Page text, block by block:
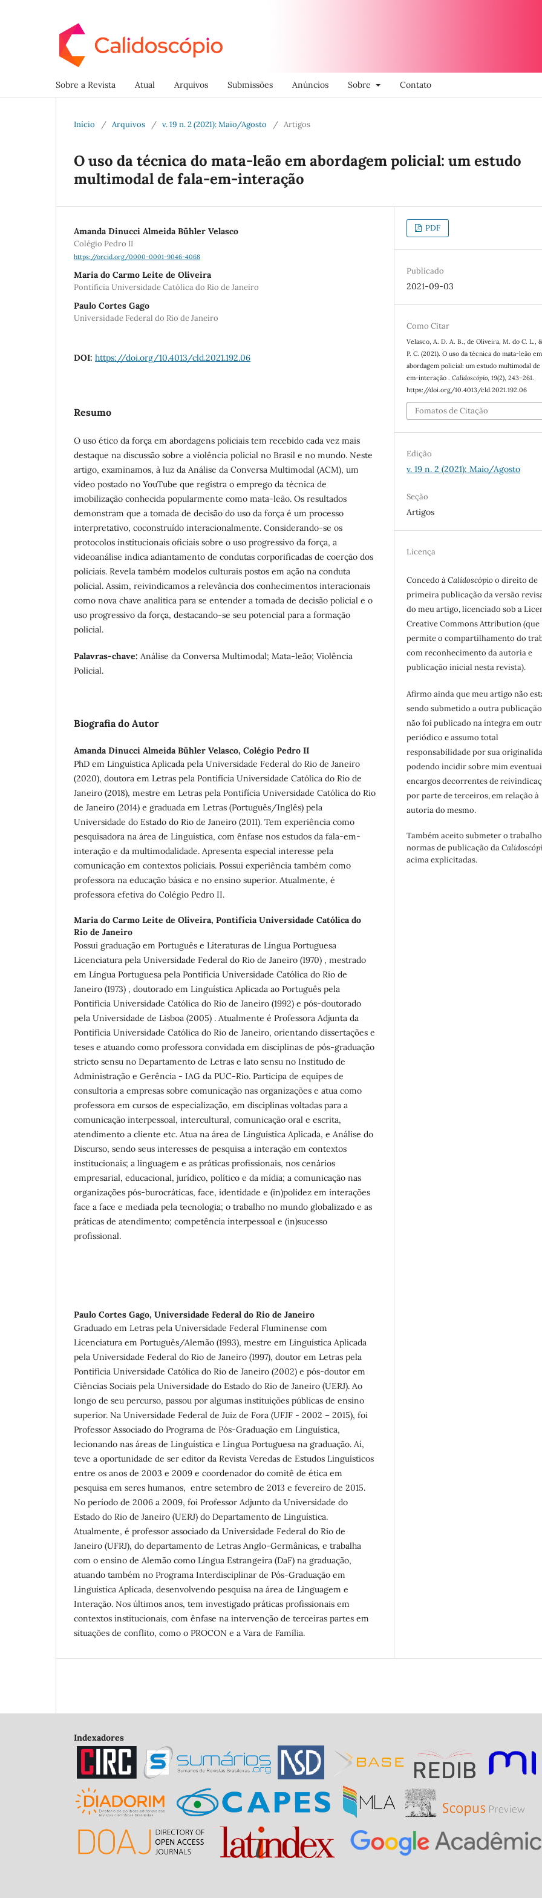
Sobre a Revista Atual Arquivos Submissões Anúncios Sobre Contato
Início / Arquivos / v. 19 n. 2 (2021): Maio/Agosto / Artigos
O uso da técnica do mata-leão em abordagem policial: um estudo
multimodal de fala-em-interação
Amanda Dinucci Almeida Bühler Velasco
Colégio Pedro II
https://orcid.org/0000-0001-9046-4068
Maria do Carmo Leite de Oliveira
Pontifícia Universidade Católica do Rio de Janeiro
Paulo Cortes Gago
Universidade Federal do Rio de Janeiro
DOI: https://doi.org/10.4013/cld.2021.192.06
Resumo
O uso ético da força em abordagens policiais tem recebido cada vez mais
destaque na discussão sobre a violência policial no Brasil e no mundo. Neste
artigo, examinamos, à luz da Análise da Conversa Multimodal (ACM), um
vídeo postado no YouTube que registra o emprego da técnica de
imobilização conhecida popularmente como mata-leão. Os resultados
demonstram que a tomada de decisão do uso da força é um processo
interpretativo, coconstruído interacionalmente. Considerando-se os
protocolos institucionais oficiais sobre o uso progressivo da força, a
videoanálise indica adiantamento de condutas corporificadas de coerção dos
policiais. Revela também modelos culturais postos em ação na conduta
policial. Assim, reivindicamos a relevância dos conhecimentos interacionais
como nova chave analítica para se entender a tomada de decisão policial e o
uso progressivo da força, destacando-se seu potencial para a formação
policial.
Palavras-chave: Análise da Conversa Multimodal; Mata-leão; Violência
Policial.
Biografia do Autor
Amanda Dinucci Almeida Bühler Velasco, Colégio Pedro II
PhD em Linguística Aplicada pela Universidade Federal do Rio de Janeiro
(2020), doutora em Letras pela Pontifícia Universidade Católica do Rio de
Janeiro (2018), mestre em Letras pela Pontifícia Universidade Católica do Rio
de Janeiro (2014) e graduada em Letras (Português/Inglês) pela
Universidade do Estado do Rio de Janeiro (2011). Tem experiência como
pesquisadora na área de Linguística, com ênfase nos estudos da fala-em-
interação e da multimodalidade. Apresenta especial interesse pela
comunicação em contextos policiais. Possui experiência também como
professora na educação básica e no ensino superior. Atualmente, é
professora efetiva do Colégio Pedro II.
Maria do Carmo Leite de Oliveira, Pontifícia Universidade Católica do
Rio de Janeiro
Possui graduação em Português e Literaturas de Língua Portuguesa
Licenciatura pela Universidade Federal do Rio de Janeiro (1970) , mestrado
em Língua Portuguesa pela Pontifícia Universidade Católica do Rio de
Janeiro (1973) , doutorado em Linguística Aplicada ao Português pela
Pontifícia Universidade Católica do Rio de Janeiro (1992) e pós-doutorado
pela Universidade de Lisboa (2005) . Atualmente é Professora Adjunta da
Pontifícia Universidade Católica do Rio de Janeiro, orientando dissertações e
teses e atuando como professora convidada em disciplinas de pós-graduação
stricto sensu no Departamento de Letras e lato sensu no Institudo de
Administração e Gerência - IAG da PUC-Rio. Participa de equipes de
consultoria a empresas sobre comunicação nas organizações e atua como
professora em cursos de especialização, em disciplinas voltadas para a
comunicação interpessoal, intercultural, comunicação oral e escrita,
atendimento a cliente etc. Atua na área de Linguística Aplicada, e Análise do
Discurso, sendo seus interesses de pesquisa a interação em contextos
institucionais; a linguagem e as práticas profissionais, nos cenários
empresarial, educacional, jurídico, político e da mídia; a comunicação nas
organizações pós-burocráticas, face, identidade e (in)polidez em interações
face a face e mediada pela tecnologia; o trabalho no mundo globalizado e as
práticas de atendimento; competência interpessoal e (in)sucesso
profissional.
Paulo Cortes Gago, Universidade Federal do Rio de Janeiro
Graduado em Letras pela Universidade Federal Fluminense com
Licenciatura em Português/Alemão (1993), mestre em Linguística Aplicada
pela Universidade Federal do Rio de Janeiro (1997), doutor em Letras pela
Pontifícia Universidade Católica do Rio de Janeiro (2002) e pós-doutor em
Ciências Sociais pela Universidade do Estado do Rio de Janeiro (UERJ). Ao
longo de seu percurso, passou por algumas instituições públicas de ensino
superior. Na Universidade Federal de Juiz de Fora (UFJF - 2002 – 2015), foi
Professor Associado do Programa de Pós-Graduação em Linguística,
lecionando nas áreas de Linguística e Língua Portuguesa na graduação. Aí,
teve a oportunidade de ser editor da Revista Veredas de Estudos Linguísticos
entre os anos de 2003 e 2009 e coordenador do comitê de ética em
pesquisa em seres humanos, entre setembro de 2013 e fevereiro de 2015.
No período de 2006 a 2009, foi Professor Adjunto da Universidade do
Estado do Rio de Janeiro (UERJ) do Departamento de Linguística.
Atualmente, é professor associado da Universidade Federal do Rio de
Janeiro (UFRJ), do departamento de Letras Anglo-Germânicas, e trabalha
com o ensino de Alemão como Língua Estrangeira (DaF) na graduação,
atuando também no Programa Interdisciplinar de Pós-Graduação em
Linguística Aplicada, desenvolvendo pesquisa na área de Linguagem e
Interação. Nos últimos anos, tem investigado práticas profissionais em
contextos institucionais, com ênfase na intervenção de terceiras partes em
situações de conflito, como o PROCON e a Vara de Família.
PDF
Publicado
2021-09-03
Como Citar
Velasco, A. D. A. B., de Oliveira, M. do C. L.,
P. C. (2021). O uso da técnica do mata-leão em
abordagem policial: um estudo multimodal de
em-interação .Calidoscópio,19(2), 243–261.
https://doi.org/10.4013/cld.2021.192.06
Fomatos de Citação
Edição
v. 19 n. 2 (2021): Maio/Agosto
Seção
Artigos
Licença
Concedo àCalidoscópioo direito de
primeira publicação da versão
do meu artigo, licenciado sob a
Creative Commons Attribution (que
permite o compartilhamento do
com reconhecimento da autoria e
publicação inicial nesta revista).
Afirmo ainda que meu artigo não
sendo submetido a outra
não foi publicado na íntegra em
periódico e assumo total
responsabilidade por sua
podendo incidir sobre mim
encargos decorrentes de
por parte de terceiros, em relação à
autoria do mesmo.
Também aceito submeter o
normas de publicação da
acima explicitadas.
Indexadores